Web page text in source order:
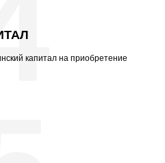
капитал на приобретение